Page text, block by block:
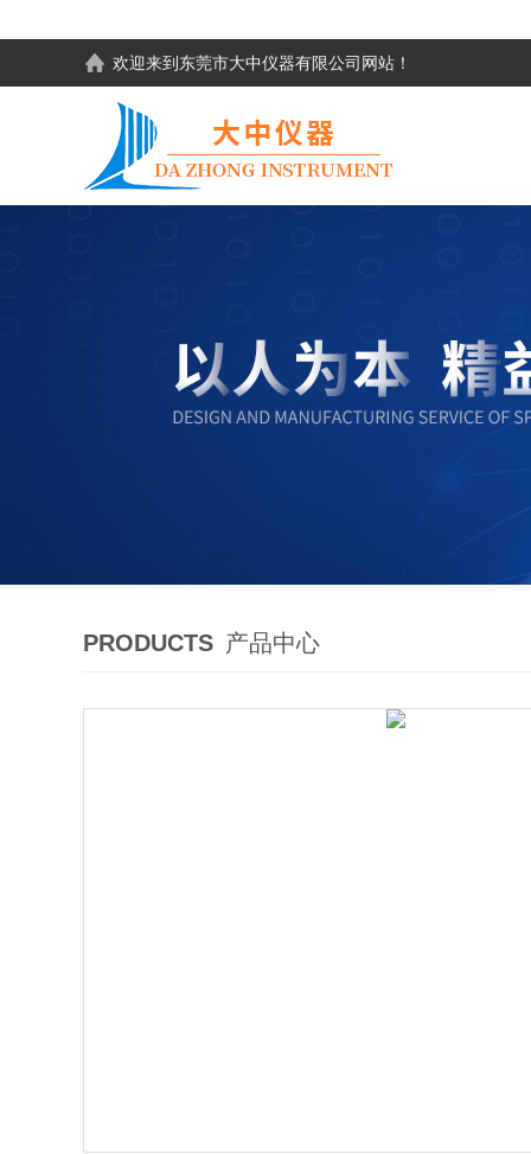
欢迎来到东莞市大中仪器有限公司网站！
PRODUCTS 产品中心